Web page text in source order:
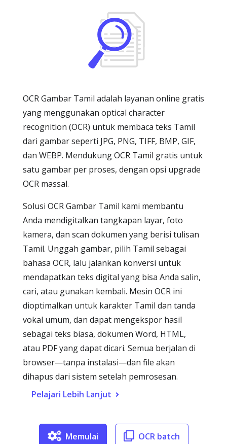
OCR Gambar Tamil adalah layanan online gratis
yang menggunakan optical character
recognition (OCR) untuk membaca teks Tamil
dari gambar seperti JPG, PNG, TIFF, BMP, GIF,
dan WEBP. Mendukung OCR Tamil gratis untuk
satu gambar per proses, dengan opsi upgrade
OCR massal.
Solusi OCR Gambar Tamil kami membantu
Anda mendigitalkan tangkapan layar, foto
kamera, dan scan dokumen yang berisi tulisan
Tamil. Unggah gambar, pilih Tamil sebagai
bahasa OCR, lalu jalankan konversi untuk
mendapatkan teks digital yang bisa Anda salin,
cari, atau gunakan kembali. Mesin OCR ini
dioptimalkan untuk karakter Tamil dan tanda
vokal umum, dan dapat mengekspor hasil
sebagai teks biasa, dokumen Word, HTML,
atau PDF yang dapat dicari. Semua berjalan di
browser—tanpa instalasi—dan file akan
dihapus dari sistem setelah pemrosesan.
Pelajari Lebih Lanjut
Memulai OCR batch